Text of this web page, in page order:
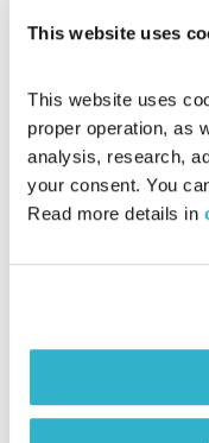
This website uses
This website uses
proper operation, as
analysis, research,
your consent. You
Read more details in